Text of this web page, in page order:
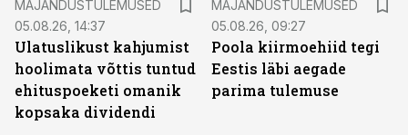
MAJANDUSTULEMUSED
05.08.26, 14:37
Ulatuslikust kahjumist
hoolimata võttis tuntud
ehituspoeketi omanik
kopsaka dividendi
MAJANDUSTULEMUSED
05.08.26, 09:27
Poola kiirmoehiid tegi
Eestis läbi aegade
parima tulemuse